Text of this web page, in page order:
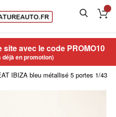
site avec le code PROMO10
en promotion)
IBIZA bleu métallisé 5 portes 1/43